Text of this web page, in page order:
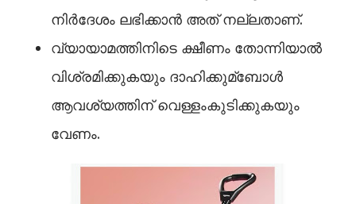
നിർദേശം ലഭിക്കാൻ അത് നല്ലതാണ്.
വ്യായാമത്തിനിടെ ക്ഷീണം തോന്നിയാല്‍
വിശ്രമിക്കുകയും ദാഹിക്കുമ്ബോള്‍
ആവശ്യത്തിന് വെള്ളംകുടിക്കുകയും
വേണം.